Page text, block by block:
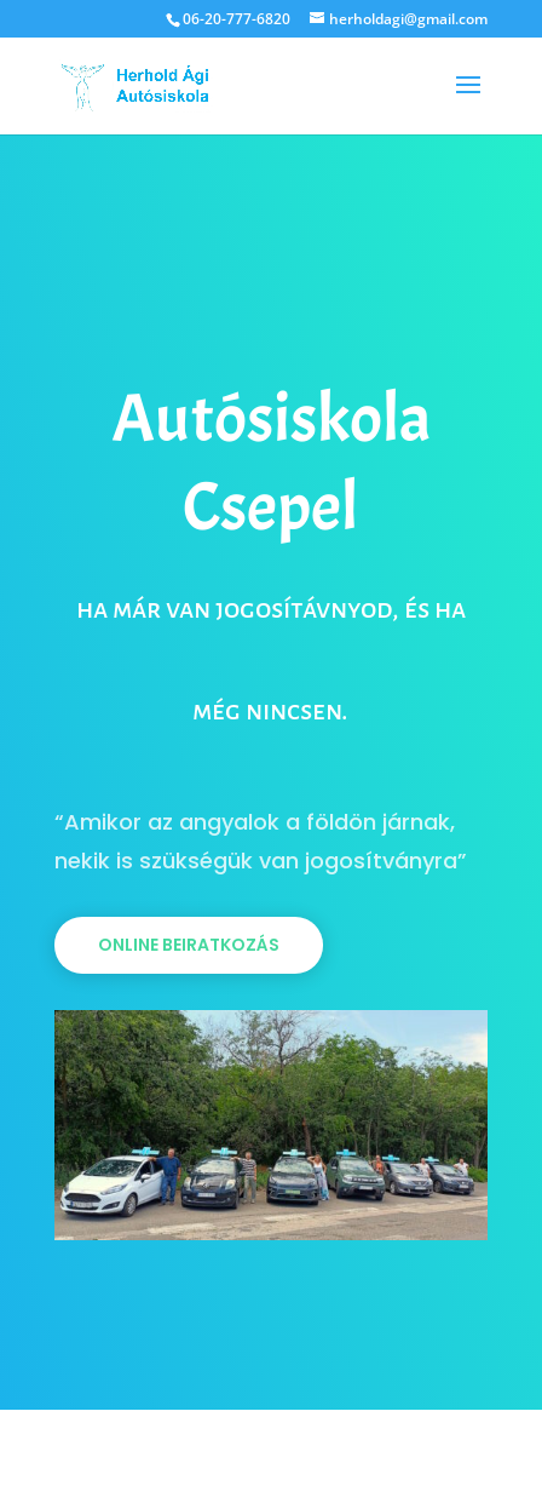
06-20-777-6820 herholdagi@gmail.com
Autósiskola
Csepel
ha már van jogosítávnyod, és ha
még nincsen.
“Amikor az angyalok a földön járnak,
nekik is szükségük van jogosítványra”
ONLINE BEIRATKOZÁS